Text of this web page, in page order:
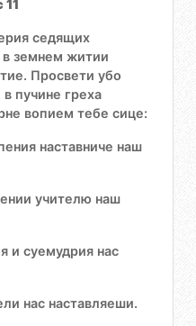
11
седящих
земнем житии
Просвети убо
пучине греха
вопием тебе сице:
наставниче наш
учителю наш
и суемудрия нас
нас наставляеши.